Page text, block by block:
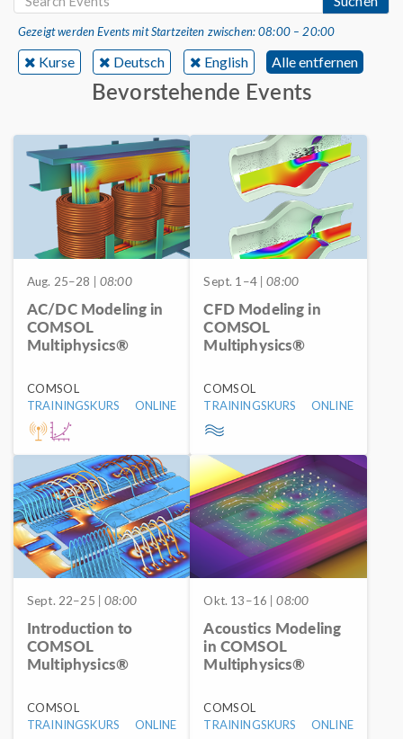
Gezeigt werden Events mit Startzeiten zwischen: 08:00 – 20:00
Kurse Deutsch English Alle entfernen
Bevorstehende Events
Aug. 25–28 | 08:00
AC/DC Modeling in
COMSOL
Multiphysics®
COMSOL
TRAININGSKURS
ONLINE
Sept. 1–4| 08:00
CFD Modeling in
COMSOL
Multiphysics®
COMSOL
TRAININGSKURS
ONLINE
Sept. 22–25 | 08:00
Introduction to
COMSOL
Multiphysics®
COMSOL
TRAININGSKURS
ONLINE
Okt. 13–16 | 08:00
Acoustics Modeling
in COMSOL
Multiphysics®
COMSOL
TRAININGSKURS
ONLINE